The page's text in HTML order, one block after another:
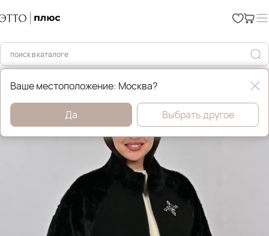
Главная Пальто
Ваше местоположение: Москва?
Да Выбрать другое